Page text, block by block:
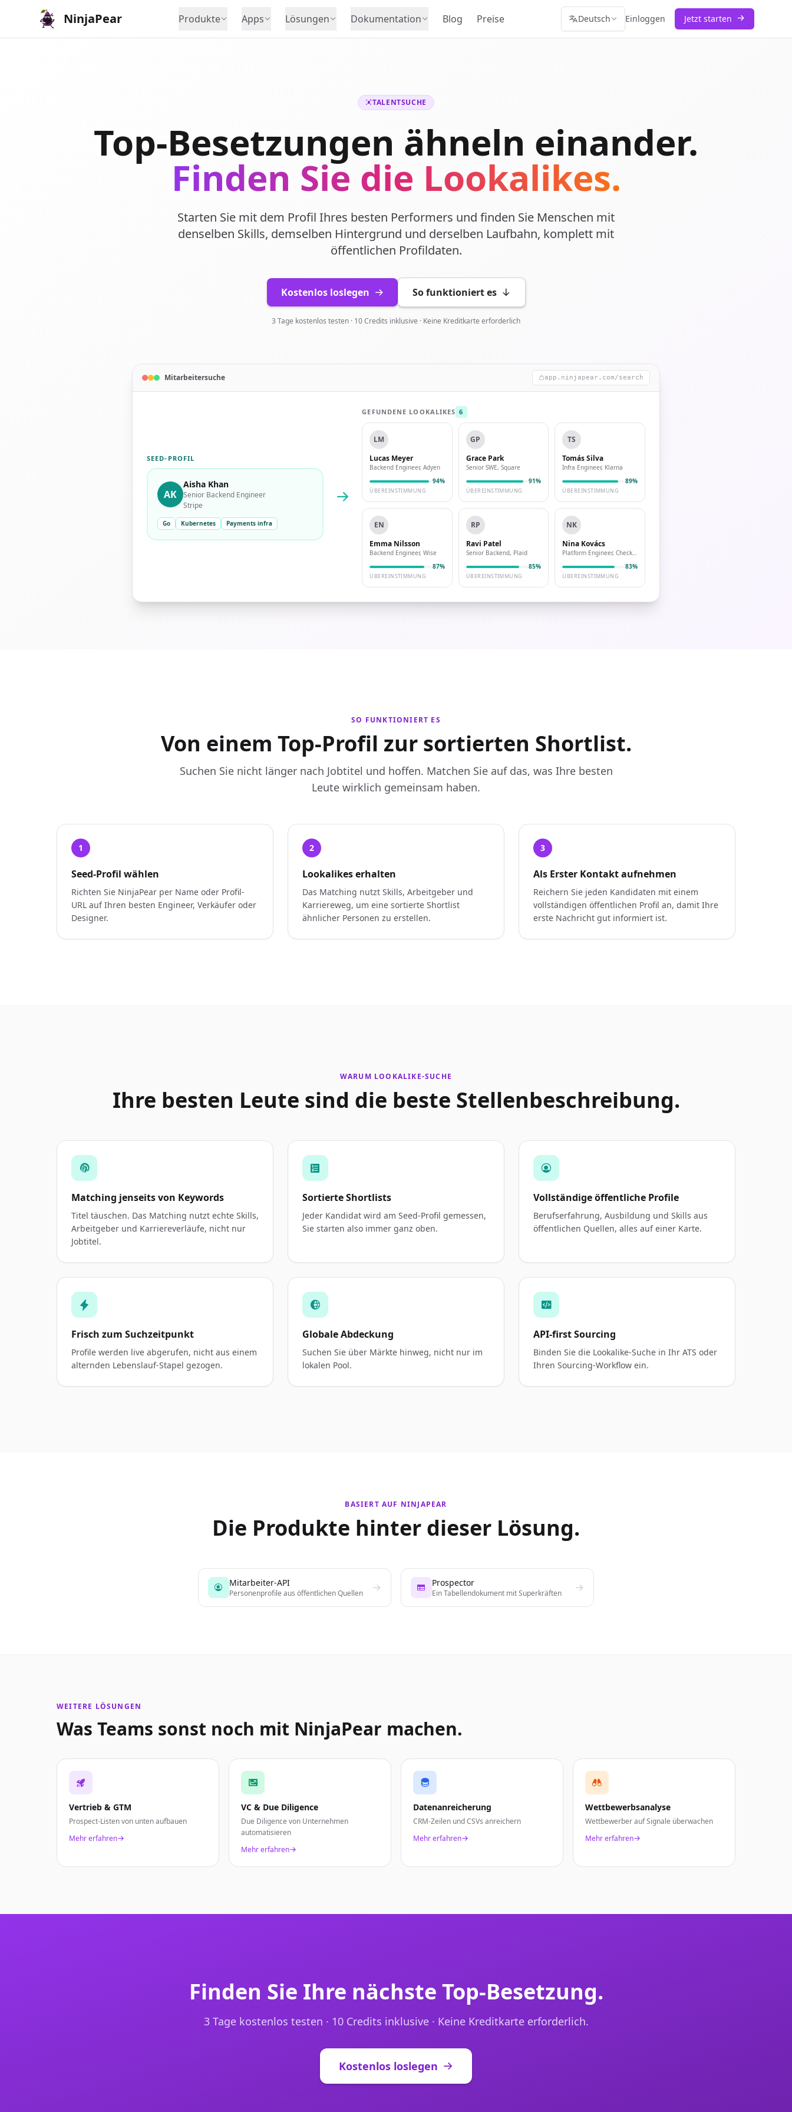
NinjaPear Produkte Apps Lösungen Dokumentation Blog Preise Deutsch Einloggen Jetzt starten
TALENTSUCHE
Top-Besetzungen ähneln einander.
Finden Sie die Lookalikes.
Starten Sie mit dem Profil Ihres besten Performers und finden Sie Menschen mit
denselben Skills, demselben Hintergrund und derselben Laufbahn, komplett mit
öffentlichen Profildaten.
Kostenlos loslegen So funktioniert es
3 Tage kostenlos testen · 10 Credits inklusive · Keine Kreditkarte erforderlich
Mitarbeitersuche app.ninjapear.com/search
SEED-PROFIL
AK
Aisha Khan
Senior Backend Engineer
Stripe
Go Kubernetes Payments infra
GEFUNDENE LOOKALIKES 6
LM
Lucas Meyer
Backend Engineer, Adyen
94%
ÜBEREINSTIMMUNG
GP
Grace Park
Senior SWE, Square
91%
ÜBEREINSTIMMUNG
TS
Tomás Silva
Infra Engineer, Klarna
89%
ÜBEREINSTIMMUNG
EN
Emma Nilsson
Backend Engineer, Wise
87%
ÜBEREINSTIMMUNG
RP
Ravi Patel
Senior Backend, Plaid
85%
ÜBEREINSTIMMUNG
NK
Nina Kovács
Platform Engineer, Checkout.com
83%
ÜBEREINSTIMMUNG
SO FUNKTIONIERT ES
Von einem Top-Profil zur sortierten Shortlist.
Suchen Sie nicht länger nach Jobtitel und hoffen. Matchen Sie auf das, was Ihre besten
Leute wirklich gemeinsam haben.
1
Seed-Profil wählen
Richten Sie NinjaPear per Name oder Profil-
URL auf Ihren besten Engineer, Verkäufer oder
Designer.
2
Lookalikes erhalten
Das Matching nutzt Skills, Arbeitgeber und
Karriereweg, um eine sortierte Shortlist
ähnlicher Personen zu erstellen.
3
Als Erster Kontakt aufnehmen
Reichern Sie jeden Kandidaten mit einem
vollständigen öffentlichen Profil an, damit Ihre
erste Nachricht gut informiert ist.
WARUM LOOKALIKE-SUCHE
Ihre besten Leute sind die beste Stellenbeschreibung.
Matching jenseits von Keywords
Titel täuschen. Das Matching nutzt echte Skills,
Arbeitgeber und Karriereverläufe, nicht nur
Jobtitel.
Sortierte Shortlists
Jeder Kandidat wird am Seed-Profil gemessen,
Sie starten also immer ganz oben.
Vollständige öffentliche Profile
Berufserfahrung, Ausbildung und Skills aus
öffentlichen Quellen, alles auf einer Karte.
Frisch zum Suchzeitpunkt
Profile werden live abgerufen, nicht aus einem
alternden Lebenslauf-Stapel gezogen.
Globale Abdeckung
Suchen Sie über Märkte hinweg, nicht nur im
lokalen Pool.
API-first Sourcing
Binden Sie die Lookalike-Suche in Ihr ATS oder
Ihren Sourcing-Workflow ein.
BASIERT AUF NINJAPEAR
Die Produkte hinter dieser Lösung.
Mitarbeiter-API
Personenprofile aus öffentlichen Quellen
Prospector
Ein Tabellendokument mit Superkräften
WEITERE LÖSUNGEN
Was Teams sonst noch mit NinjaPear machen.
Vertrieb & GTM
Prospect-Listen von unten aufbauen
Mehr erfahren
VC & Due Diligence
Due Diligence von Unternehmen
automatisieren
Mehr erfahren
Datenanreicherung
CRM-Zeilen und CSVs anreichern
Mehr erfahren
Wettbewerbsanalyse
Wettbewerber auf Signale überwachen
Mehr erfahren
Finden Sie Ihre nächste Top-Besetzung.
3 Tage kostenlos testen · 10 Credits inklusive · Keine Kreditkarte erforderlich.
Kostenlos loslegen